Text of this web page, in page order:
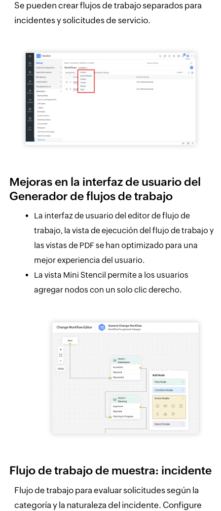
Se pueden crear flujos de trabajo separados para
incidentes y solicitudes de servicio.
Mejoras en la interfaz de usuario del
Generador de flujos de trabajo
La interfaz de usuario del editor de flujo de
trabajo, la vista de ejecución del flujo de trabajo y
las vistas de PDF se han optimizado para una
mejor experiencia del usuario.
La vista Mini Stencil permite a los usuarios
agregar nodos con un solo clic derecho.
Flujo de trabajo de muestra: incidente
Flujo de trabajo para evaluar solicitudes según la
categoría y la naturaleza del incidente. Configure